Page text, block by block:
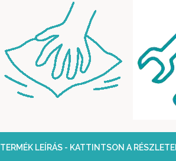
TERMÉK LEÍRÁS - KATTINTSON A